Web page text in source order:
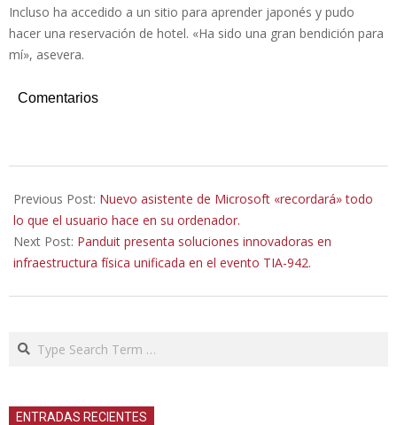
Incluso ha accedido a un sitio para aprender japonés y pudo
hacer una reservación de hotel. «Ha sido una gran bendición para
mí», asevera.
Comentarios
05-
28
Previous Post: Nuevo asistente de Microsoft «recordará» todo
lo que el usuario hace en su ordenador.
Next Post: Panduit presenta soluciones innovadoras en
infraestructura física unificada en el evento TIA-942.
Search
ENTRADAS RECIENTES